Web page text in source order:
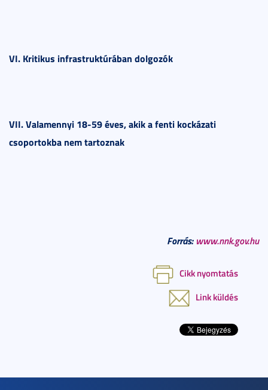
VI. Kritikus infrastruktúrában dolgozók
VII. Valamennyi 18-59 éves, akik a fenti kockázati
csoportokba nem tartoznak
Forrás: www.nnk.gov.hu
Cikk nyomtatás
Link küldés